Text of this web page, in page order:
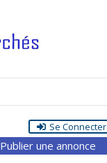
Se Connecter
Publier une annonce